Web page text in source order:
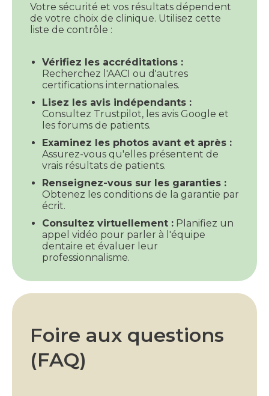
Votre sécurité et vos résultats dépendent
de votre choix de clinique. Utilisez cette
liste de contrôle :
Vérifiez les accréditations :
Recherchez l'AACI ou d'autres
certifications internationales.
Lisez les avis indépendants :
Consultez Trustpilot, les avis Google et
les forums de patients.
Examinez les photos avant et après :
Assurez-vous qu'elles présentent de
vrais résultats de patients.
Renseignez-vous sur les garanties :
Obtenez les conditions de la garantie par
écrit.
Consultez virtuellement : Planifiez un
appel vidéo pour parler à l'équipe
dentaire et évaluer leur
professionnalisme.
Foire aux questions
(FAQ)